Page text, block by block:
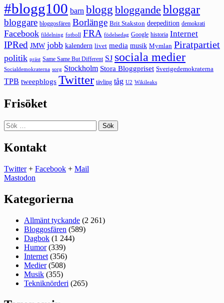
#blogg100 barn blogg bloggande bloggar
bloggare bloggosfären Borlänge Brit Stakston deepedition demokrati
Facebook fildelning fotboll FRA födelsedag Google historia Internet
IPRed JMW jobb kalendern livet media musik Mymlan Piratpartiet
politik präst Same Same But Different SJ sociala medier
Socialdemokraterna sorg Stockholm Stora Bloggpriset Sverigedemokraterna
TPB tweepblogs Twitter tävling tåg U2 Wikileaks
Frisöket
Sök
efter:
Kontakt
Twitter+ Facebook + Mail
Mastodon
Kategorierna
Allmänt tyckande (2 261)
Bloggosfären (589)
Dagbok (1 244)
Humor(339)
Internet (356)
Medier(508)
Musik (355)
Tekniknörderi (265)